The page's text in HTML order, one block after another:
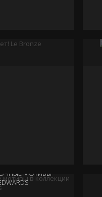
МОТИВЫ